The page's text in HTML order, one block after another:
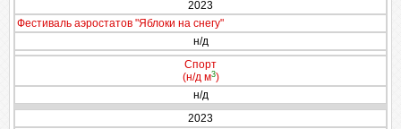
2023
Фестиваль аэростатов "Яблоки на снегу"
н/д
Спорт
(н/д м3)
н/д
2023